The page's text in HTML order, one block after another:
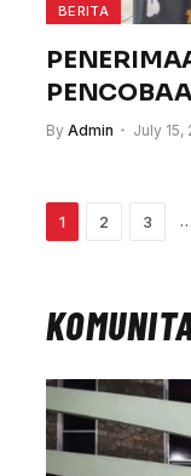
BERITA
SAUDARA:
By Admin July 15,
1 2 3 …